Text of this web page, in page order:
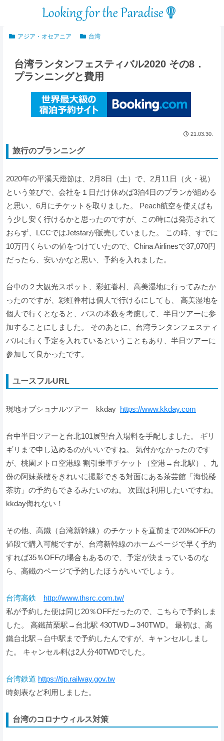
アジア・オセアニア 台湾
台湾ランタンフェスティバル2020 その8．
プランニングと費用
21.03.30.
旅行のプランニング
2020年の平溪天燈節は、2月8日（土）で、2月11日（火・祝）
という並びで、会社を１日だけ休めば3泊4日のプランが組める
と思い、6月にチケットを取りました。 Peach航空を使えばも
う少し安く行けるかと思ったのですが、この時には発売されて
おらず、LCCではJetstarが販売していました。 この時、すでに
10万円くらいの値をつけていたので、China Airlinesで37,070円
だったら、安いかなと思い、予約を入れました。
台中の２大観光スポット、彩虹眷村、高美湿地に行ってみたか
ったのですが、彩虹眷村は個人で行けるにしても、 高美湿地を
個人で行くとなると、バスの本数を考慮して、半日ツアーに参
加することにしました。 そのあとに、台湾ランタンフェスティ
バルに行く予定を入れているということもあり、半日ツアーに
参加して良かったです。
ユースフルURL
現地オプショナルツアー kkday https://www.kkday.com
台中半日ツアーと台北101展望台入場料を手配しました。 ギリ
ギリまで申し込めるのがいいですね。 気付かなかったのです
が、桃園メトロ空港線 割引乗車チケット（空港→台北駅）、九
份の阿妹茶樓をきれいに撮影できる対面にある茶芸館「海悦楼
茶坊」の予約もできるみたいのね。 次回は利用したいですね。
kkday侮れない！
その他、高鐵（台湾新幹線）のチケットを直前まで20%OFFの
値段で購入可能ですが、台湾新幹線のホームページで早く予約
すれば35％OFFの場合もあるので、予定が決まっているのな
ら、高鐵のページで予約したほうがいいでしょう。
台湾高鉄 http://www.thsrc.com.tw/
私が予約した便は同じ20％OFFだったので、こちらで予約しま
した。 高鐵苗栗駅→台北駅 430TWD→340TWD。 最初は、高
鐵台北駅→台中駅まで予約したんですが、キャンセルしまし
た。 キャンセル料は2人分40TWDでした。
台湾鉄道 https://tip.railway.gov.tw
時刻表など利用しました。
台湾のコロナウィルス対策